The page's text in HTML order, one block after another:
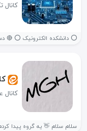
کانال
⭕️ دانشکده الکترونیک ⭕ 🔴
سلام سلام 👋 یه گروه پیدا